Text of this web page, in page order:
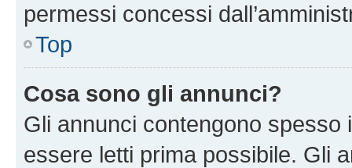
permessi concessi
Top
Cosa sono gli annunci?
Gli annunci contengono
essere letti prima possibile. Gli